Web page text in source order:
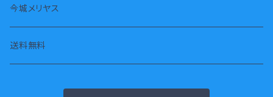
七分袖
半袖
タオル
腹巻
今城メリヤス
送料無料